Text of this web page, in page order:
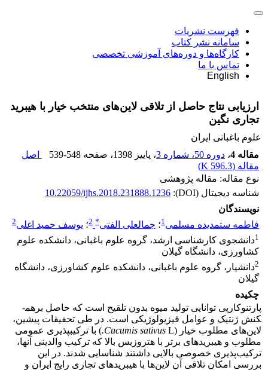
فهرست نشریات
سامانه نشر کتاب
کارگاه‌ها و دوره‌های آموزشی تخصصی
تماس با ما
English
ارزیابی نتاج حاصل از تلاقی لاین‌های منتخب خیار با هیبرید
تجاری نگین
علوم باغبانی ایران
مقاله 4
، دوره 50، شماره 3 ، پاییز 1398 ، صفحه 539-548
اصل
مقاله (596.3 K
)
نوع مقاله: مقاله پژوهشی
شناسه دیجیتال (DOI):
10.22059/ijhs.2018.231888.1236
نویسندگان
فاطمه ستمدیده مسلمی1؛ جمالعلی الفتی*
2؛ یوسف حمید اغلی2
1دانشجوی کارشناسی ارشد، گروه علوم باغبانی، دانشکده علوم
کشاورزی، دانشگاه گیلان
2دانشیار، گروه علوم باغبانی، دانشکده علوم کشاورزی، دانشگاه
گیلان
چکیده
پارتنوکارپی توانایی تولید میوه بدون تلقیح است که حاصل بر­هم­
کنش ژنتیک و عوامل فیزیولوژیکی است. در طی تحقیقات پیشین،
لاین‌های مطلوب خیار (
Cucumis sativus L
.) با ترکیب­پذیری عمومی
مطلوب و هیبرید­های برتر با هتروزیس بالا که ترکیب والدینی آنها،
ترکیب‌پذیری خصوصی بالایی داشتند شناسایی شدند. در این
بررسی امکان تلاقی آن­ لاین‌ها با هیبرید­های تجاری رایج ایران و